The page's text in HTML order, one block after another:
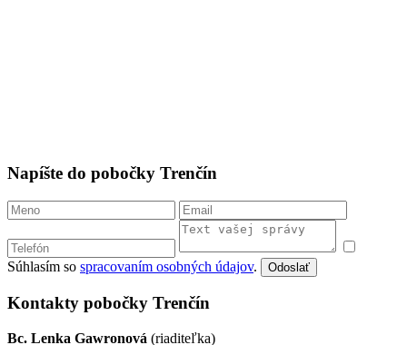
Napíšte do pobočky Trenčín
Súhlasím so spracovaním osobných údajov. Odoslať
Kontakty pobočky Trenčín
Bc. Lenka Gawronová (riaditeľka)